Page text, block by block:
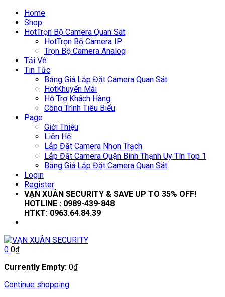
Home
Shop
HotTrọn Bộ Camera Quan Sát
HotTrọn Bộ Camera IP
Trọn Bộ Camera Analog
Tải Về
Tin Tức
Bảng Giá Lắp Đặt Camera Quan Sát
HotKhuyến Mãi
Hỗ Trợ Khách Hàng
Công Trình Tiêu Biểu
Page
Giới Thiệu
Liên Hệ
Lắp Đặt Camera Nhơn Trạch
Lắp Đặt Camera Quận Bình Thạnh Uy Tín Top 1
Bảng Giá Lắp Đặt Camera Quan Sát
Login
Register
VẠN XUÂN SECURITY & SAVE UP TO 35% OFF!
HOTLINE : 0989-439-848
HTKT: 0963.64.84.39
0 0₫
Currently Empty: 0₫
Continue shopping